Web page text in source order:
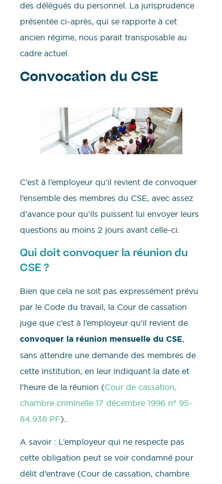
des délégués du personnel. La jurisprudence
présentée ci-après, qui se rapporte à cet
ancien régime, nous parait transposable au
cadre actuel.
Convocation du CSE
C’est à l’employeur qu’il revient de convoquer
l’ensemble des membres du CSE, avec assez
d’avance pour qu’ils puissent lui envoyer leurs
questions au moins 2 jours avant celle-ci.
Qui doit convoquer la réunion du
CSE ?
Bien que cela ne soit pas expressément prévu
par le Code du travail, la Cour de cassation
juge que c’est à l’employeur qu’il revient de
convoquer la réunion mensuelle du CSE,
sans attendre une demande des membres de
cette institution, en leur indiquant la date et
l’heure de la réunion (Cour de cassation,
chambre criminelle 17 décembre 1996 n° 95-
84.938 PF)..
A savoir : L’employeur qui ne respecte pas
cette obligation peut se voir condamné pour
délit d’entrave (Cour de cassation, chambre